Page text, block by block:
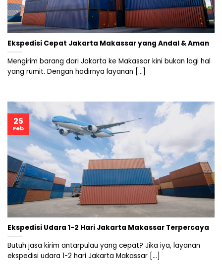
Ekspedisi Cepat Jakarta Makassar yang Andal & Aman
Mengirim barang dari Jakarta ke Makassar kini bukan lagi hal
yang rumit. Dengan hadirnya layanan [...]
Ekspedisi Udara 1-2 Hari Jakarta Makassar Terpercaya
Butuh jasa kirim antarpulau yang cepat? Jika iya, layanan
ekspedisi udara 1-2 hari Jakarta Makassar [...]
25
Feb